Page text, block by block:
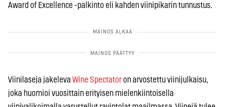
Award of Excellence -palkinto eli kahden viinipikarin tunnustus.
Viinilaseja jakeleva Wine Spectator on arvostettu viinijulkaisu,
joka huomioi vuosittain erityisen mielenkiintoisella